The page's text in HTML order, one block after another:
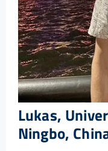
Lukas,
Ningbo,